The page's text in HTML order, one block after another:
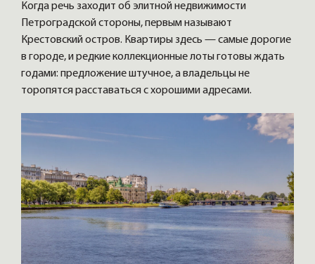
Когда речь заходит об элитной недвижимости
Петроградской стороны, первым называют
Крестовский остров. Квартиры здесь — самые дорогие
в городе, и редкие коллекционные лоты готовы ждать
годами: предложение штучное, а владельцы не
торопятся расставаться с хорошими адресами.